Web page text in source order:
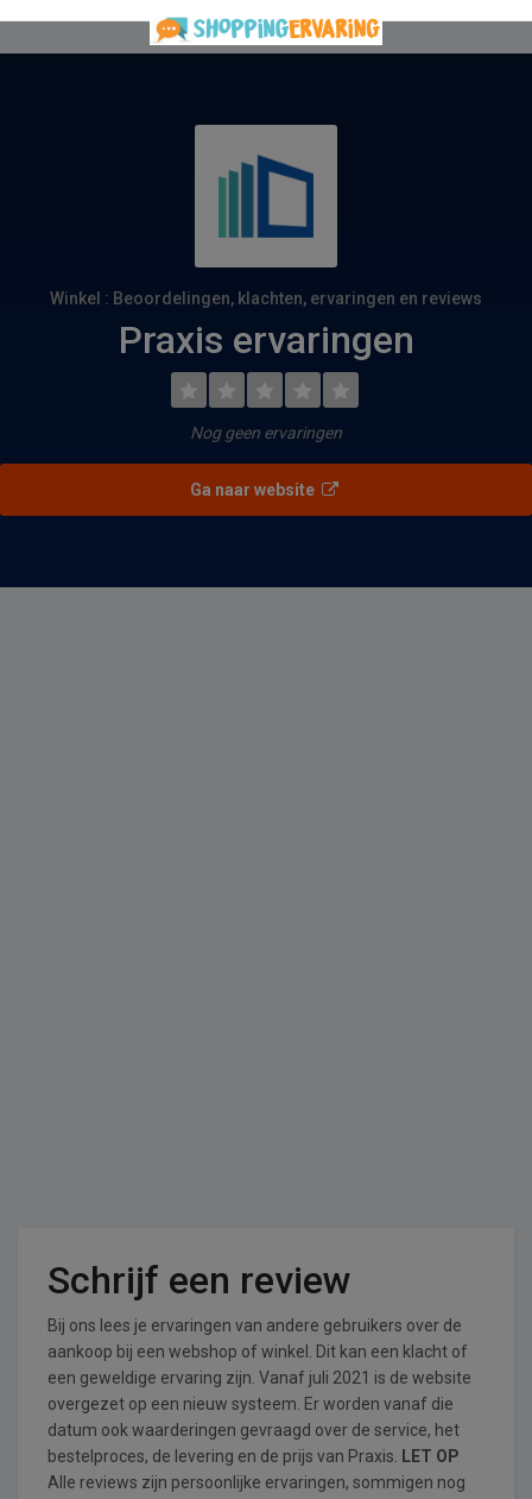
Winkel : Beoordelingen, klachten, ervaringen en reviews
Praxis ervaringen
Nog geen ervaringen
Ga naar website
Schrijf een review
Bij ons lees je ervaringen van andere gebruikers over de
aankoop bij een webshop of winkel. Dit kan een klacht of
een geweldige ervaring zijn. Vanaf juli 2021 is de website
overgezet op een nieuw systeem. Er worden vanaf die
datum ook waarderingen gevraagd over de service, het
bestelproces, de levering en de prijs van Praxis.
LET OP
Alle reviews zijn persoonlijke ervaringen, sommigen nog